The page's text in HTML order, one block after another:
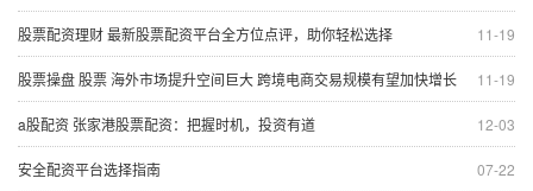
11-19
股票配资理财 最新股票配资平台全方位点评，助你轻松选择
11-19
股票操盘 股票 海外市场提升空间巨大 跨境电商交易规模有望加快增长
12-03
a股配资 张家港股票配资：把握时机，投资有道
07-22
安全配资平台选择指南